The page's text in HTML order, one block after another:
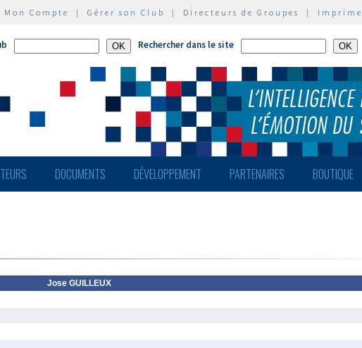
Mon Compte | Gérer son Club | Directeurs de Groupes |
Rechercher dans le site
DOCUMENTS DÉVELOPPEMENT PARTENAIRES BOUTIQUE
Jose GUILLEUX